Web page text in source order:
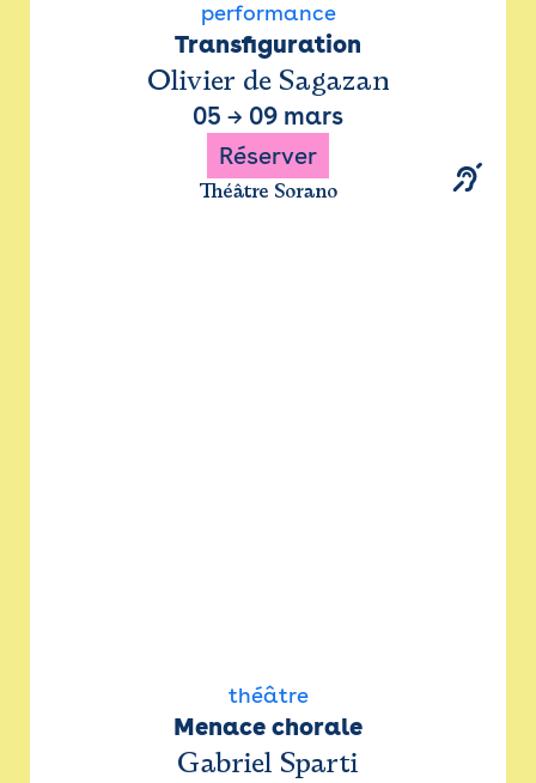
performance
Transfiguration
Olivier de Sagazan
05 → 09 mars
Réserver
Théâtre Sorano
théâtre
Menace chorale
Gabriel Sparti